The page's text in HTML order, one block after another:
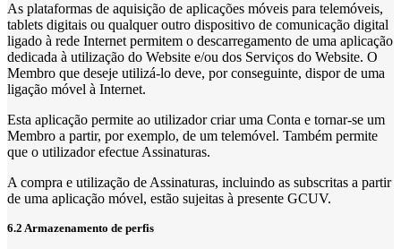
As plataformas de aquisição de aplicações móveis para telemóveis,
tablets digitais ou qualquer outro dispositivo de comunicação digital
ligado à rede Internet permitem o descarregamento de uma aplicação
dedicada à utilização do Website e/ou dos Serviços do Website. O
Membro que deseje utilizá-lo deve, por conseguinte, dispor de uma
ligação móvel à Internet.
Esta aplicação permite ao utilizador criar uma Conta e tornar-se um
Membro a partir, por exemplo, de um telemóvel. Também permite
que o utilizador efectue Assinaturas.
A compra e utilização de Assinaturas, incluindo as subscritas a partir
de uma aplicação móvel, estão sujeitas à presente GCUV.
6.2 Armazenamento de perfis